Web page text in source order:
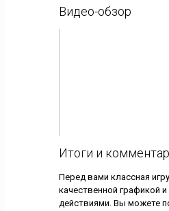
Видео-обзор
Итоги и
Перед вами классная
качественной графикой
действиями. Вы можете